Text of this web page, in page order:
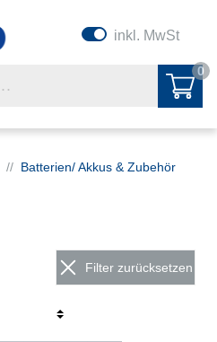
inkl. MwSt
0
// Batterien/ Akkus & Zubehör
Filter zurücksetzen